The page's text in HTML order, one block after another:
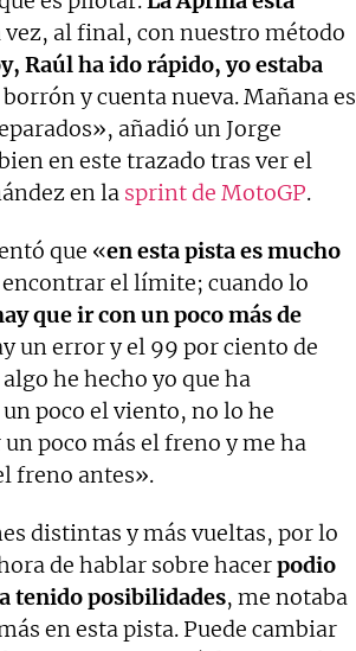
al final, con nuestro método
Raúl ha ido rápido, yo estaba
y cuenta nueva. Mañana es
añadió un Jorge
en este trazado tras ver el
en la sprint de MotoGP.
que «en esta pista es mucho
el límite; cuando lo
que ir con un poco más de
un error y el 99 por ciento de
he hecho yo que ha
poco el viento, no lo he
poco más el freno y me ha
freno antes».
distintas y más vueltas, por lo
de hablar sobre hacerpodio
tenido posibilidades, me notaba
en esta pista. Puede cambiar